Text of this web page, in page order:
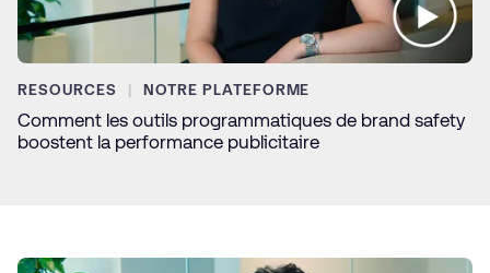
RESOURCES NOTRE PLATEFORME
Comment les outils programmatiques de brand safety
boostent la performance publicitaire